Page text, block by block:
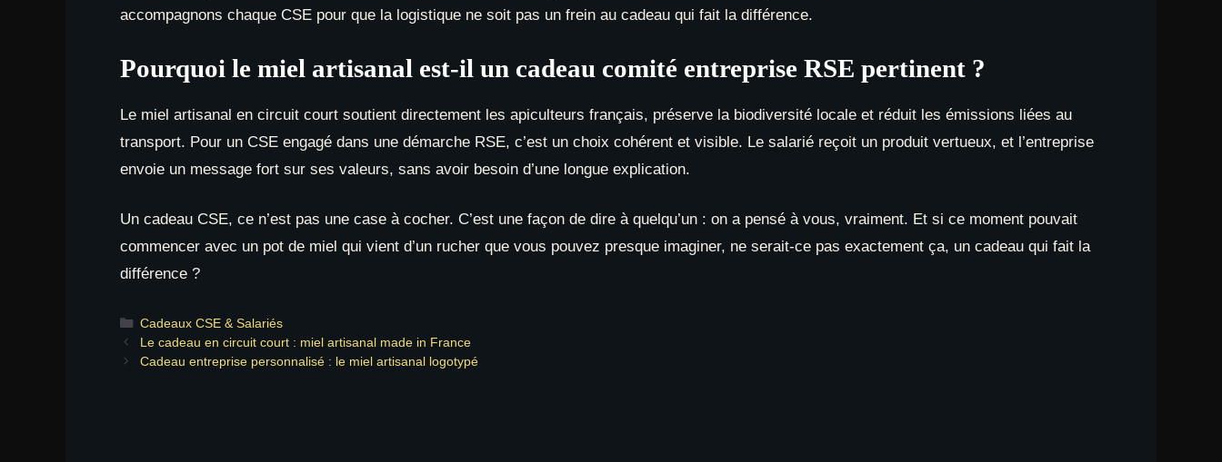
accompagnons chaque CSE pour que la logistique ne soit pas un frein au cadeau qui fait la différence.
Pourquoi le miel artisanal est-il un cadeau comité entreprise RSE pertinent ?
Le miel artisanal en circuit court soutient directement les apiculteurs français, préserve la biodiversité locale et réduit les émissions liées au
transport. Pour un CSE engagé dans une démarche RSE, c’est un choix cohérent et visible. Le salarié reçoit un produit vertueux, et l’entreprise
envoie un message fort sur ses valeurs, sans avoir besoin d’une longue explication.
Un cadeau CSE, ce n’est pas une case à cocher. C’est une façon de dire à quelqu’un : on a pensé à vous, vraiment. Et si ce moment pouvait
commencer avec un pot de miel qui vient d’un rucher que vous pouvez presque imaginer, ne serait-ce pas exactement ça, un cadeau qui fait la
différence ?
Catégories
Cadeaux CSE & Salariés
Le cadeau en circuit court : miel artisanal made in France
Cadeau entreprise personnalisé : le miel artisanal logotypé